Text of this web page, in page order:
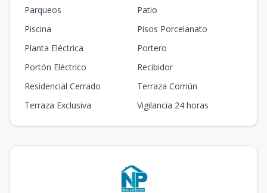
Parqueos
Patio
Piscina
Pisos Porcelanato
Planta Eléctrica
Portero
Portón Eléctrico
Recibidor
Residencial Cerrado
Terraza Común
Terraza Exclusiva
Vigilancia 24 horas